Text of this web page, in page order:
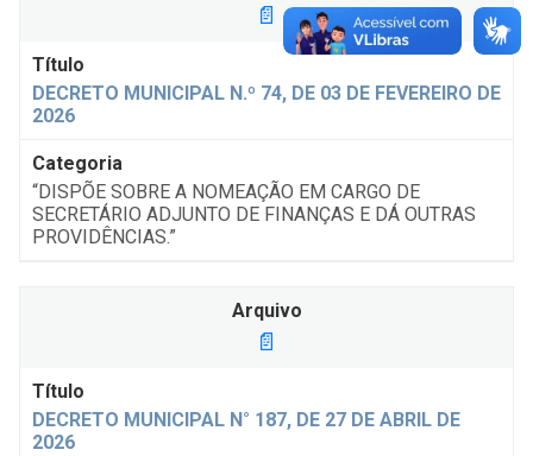
DECRETO MUNICIPAL N.º 74, DE 03 DE FEVEREIRO DE
2026
“DISPÕE SOBRE A NOMEAÇÃO EM CARGO DE
SECRETÁRIO ADJUNTO DE FINANÇAS E DÁ OUTRAS
PROVIDÊNCIAS.”
📄
DECRETO MUNICIPAL N° 187, DE 27 DE ABRIL DE
2026
📄